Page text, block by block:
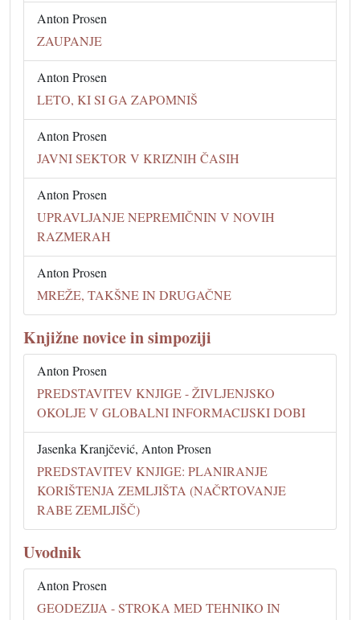
Anton Prosen
ZAUPANJE
Anton Prosen
LETO, KI SI GA ZAPOMNIŠ
Anton Prosen
JAVNI SEKTOR V KRIZNIH ČASIH
Anton Prosen
UPRAVLJANJE NEPREMIČNIN V NOVIH
RAZMERAH
Anton Prosen
MREŽE, TAKŠNE IN DRUGAČNE
Knjižne novice in simpoziji
Anton Prosen
PREDSTAVITEV KNJIGE - ŽIVLJENJSKO
OKOLJE V GLOBALNI INFORMACIJSKI DOBI
Jasenka Kranjčević, Anton Prosen
PREDSTAVITEV KNJIGE: PLANIRANJE
KORIŠTENJA ZEMLJIŠTA (NAČRTOVANJE
RABE ZEMLJIŠČ)
Uvodnik
Anton Prosen
GEODEZIJA - STROKA MED TEHNIKO IN